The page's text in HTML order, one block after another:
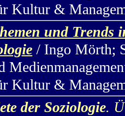
Kultur &
und Trends
/ Ingo Mörth;
Kultur &
der Soziologie.